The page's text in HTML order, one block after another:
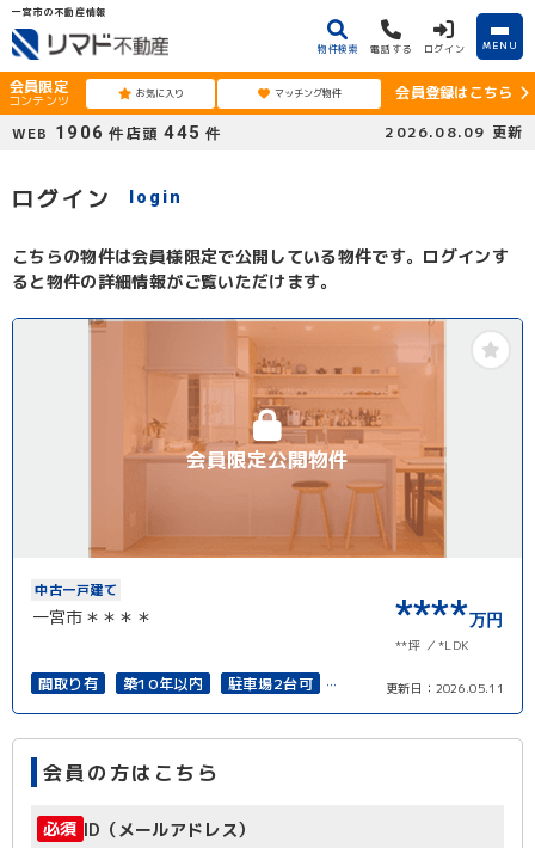
一宮市の不動産情報
物件検索 電話する ログイン MENU
会員限定
コンテンツ お気に入り マッチング物件
会員登録はこちら
WEB 1906 件 店頭 445 件 2026.08.09 更新
ログイン login
こちらの物件は会員様限定で公開している物件です。ログインす
ると物件の詳細情報がご覧いただけます。
会員限定公開物件
中古一戸建て
一宮市＊＊＊＊ ****万円
**坪 *LDK
間取り有 築10年以内
駐車場2台可
更新日： 2026.05.11
会員の方はこちら
必須 ID（メールアドレス）